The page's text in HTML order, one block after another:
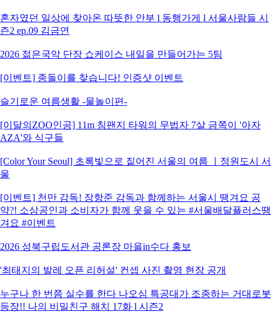
혼자였던 일상에 찾아온 따뜻한 안부 l 동행가게 l 서울사람들 시
즌2 ep.09 김금연
2026 젊은국악 단장 쇼케이스 내일을 만들어가는 5팀
[이벤트] 종돌이를 찾습니다! 인증샷 이벤트
슬기로운 여름생활 -물놀이편-
[이달의ZOO인공] 11m 침팬지 타워의 무법자 7살 금쪽이 '아자
AZA'와 식구들
[Color Your Seoul] 초록빛으로 짙어진 서울의 여름 ㅣ정원도시 서
울
[이벤트] 천만 감독! 장항준 감독과 함께하는 서울시 땡겨요 공
약?! 소상공인과 소비자가 함께 웃을 수 있는 #서울배달플러스땡
겨요 #이벤트
2026 성북구립도서관 공론장 마을in수다 홍보
'최태지의 발레 오픈 리허설' 컨셉 사진 촬영 현장 공개
누구나 한 번쯤 실수를 한다 나오심 특공대가 조종하는 거대로봇
등장!! 나의 비밀친구 해치 17화 l 시즌2